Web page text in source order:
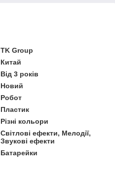
TK Group
Китай
Від 3 років
Новий
Робот
Пластик
Різні кольори
Світлові ефекти, Мелодії,
Звукові ефекти
Батарейки